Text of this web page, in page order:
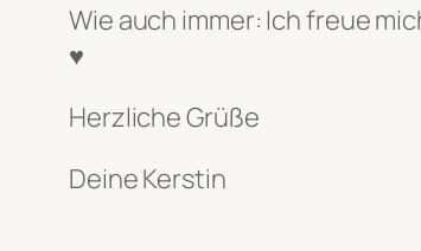
Wie auch immer: Ich freue
♥
Herzliche Grüße
Deine Kerstin